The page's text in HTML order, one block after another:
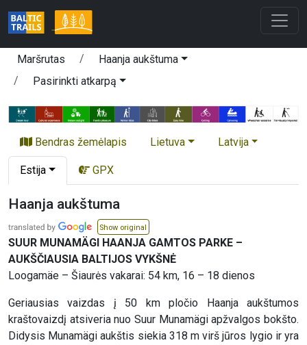
Maršrutas
Haanja aukštuma
Pasirinkti atkarpą
Bendras žemėlapis Lietuva Latvija
Estija GPX
Haanja aukštuma
Show original
SUUR MUNAMÄGI HAANJA GAMTOS PARKE –
AUKŠČIAUSIA BALTIJOS VYKŠNĖ
Loogamäe – Šiaurės vakarai: 54 km, 16 – 18 dienos
Geriausias vaizdas į 50 km pločio Haanja aukštumos
kraštovaizdį atsiveria nuo Suur Munamägi apžvalgos bokšto.
Didysis Munamägi aukštis siekia 318 m virš jūros lygio ir yra